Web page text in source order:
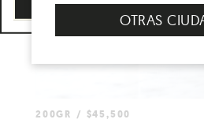
VER PRODUCTOS
200GR $45,500
OTRAS